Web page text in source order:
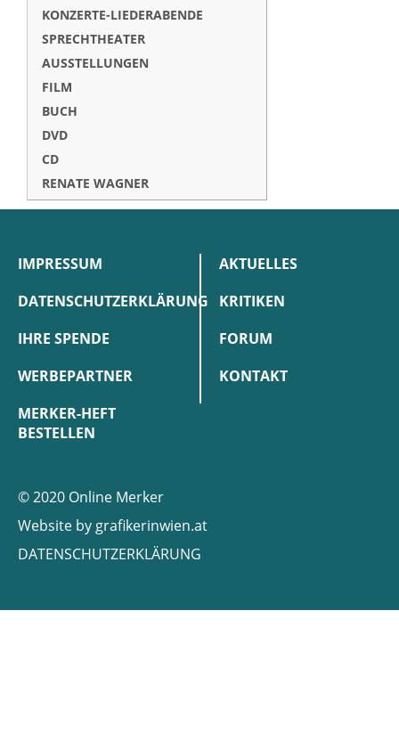
KONZERTE-LIEDERABENDE
SPRECHTHEATER
AUSSTELLUNGEN
FILM
BUCH
DVD
CD
RENATE WAGNER
IMPRESSUM
DATENSCHUTZERKLÄRUNG
IHRE SPENDE
WERBEPARTNER
MERKER-HEFT
BESTELLEN
AKTUELLES
KRITIKEN
FORUM
KONTAKT
© 2020 Online Merker
Website by grafikerinwien.at
DATENSCHUTZERKLÄRUNG